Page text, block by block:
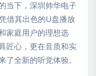
当下，深圳帅华电子
借其出色的U盘播放
家庭用户的理想选
匠心，更在音质和实
了全新的听觉体验。